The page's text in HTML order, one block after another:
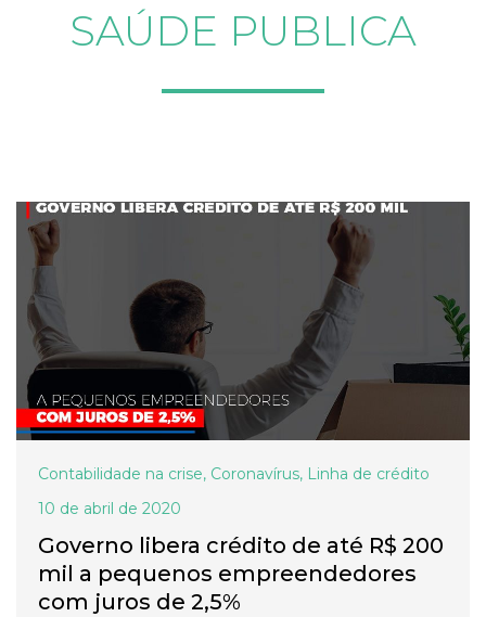
SAÚDE PUBLICA
Contabilidade na crise, Coronavírus, Linha de crédito
10 de abril de 2020
Governo libera crédito de até R$ 200
mil a pequenos empreendedores
com juros de 2,5%